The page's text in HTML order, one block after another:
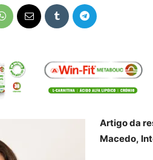
Artigo da
Macedo,